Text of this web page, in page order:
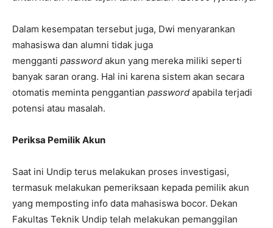
Dalam kesempatan tersebut juga, Dwi menyarankan
mahasiswa dan alumni tidak juga
mengganti password akun yang mereka miliki seperti
banyak saran orang. Hal ini karena sistem akan secara
otomatis meminta penggantian password apabila terjadi
potensi atau masalah.
Periksa Pemilik Akun
Saat ini Undip terus melakukan proses investigasi,
termasuk melakukan pemeriksaan kepada pemilik akun
yang memposting info data mahasiswa bocor. Dekan
Fakultas Teknik Undip telah melakukan pemanggilan